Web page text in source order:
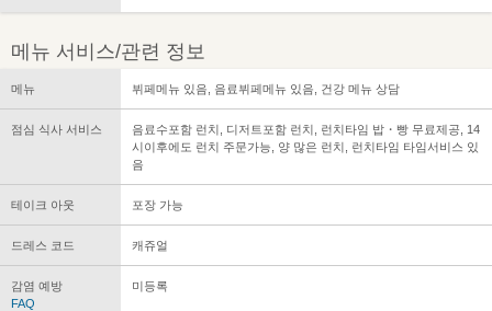
메뉴 서비스/관련 정보
메뉴 뷔페메뉴 있음, 음료뷔페메뉴 있음, 건강 메뉴 상담
점심 식사 서비스
음료수포함 런치, 디저트포함 런치, 런치타임 밥・빵 무료제공, 14
시이후에도 런치 주문가능, 양 많은 런치, 런치타임 타임서비스 있
음
테이크 아웃 포장 가능
드레스 코드 캐쥬얼
감염 예방
FAQ
미등록